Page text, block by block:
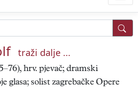
traži dalje ...
hrv. pjevač; dramski
glasa; solist zagrebačke Opere